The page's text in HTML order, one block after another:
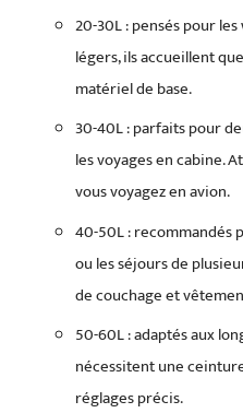
20-30L : pensés pour
légers, ils accueillent
matériel de base.
30-40L : parfaits pour
les voyages en cabine.
vous voyagez en avion.
40-50L : recommandés
ou les séjours de
de couchage et
50-60L : adaptés aux
nécessitent une
réglages précis.